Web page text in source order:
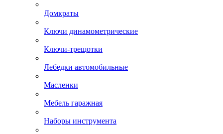
Домкраты
Ключи динамометрические
Ключи-трещотки
Лебедки автомобильные
Масленки
Мебель гаражная
Наборы инструмента